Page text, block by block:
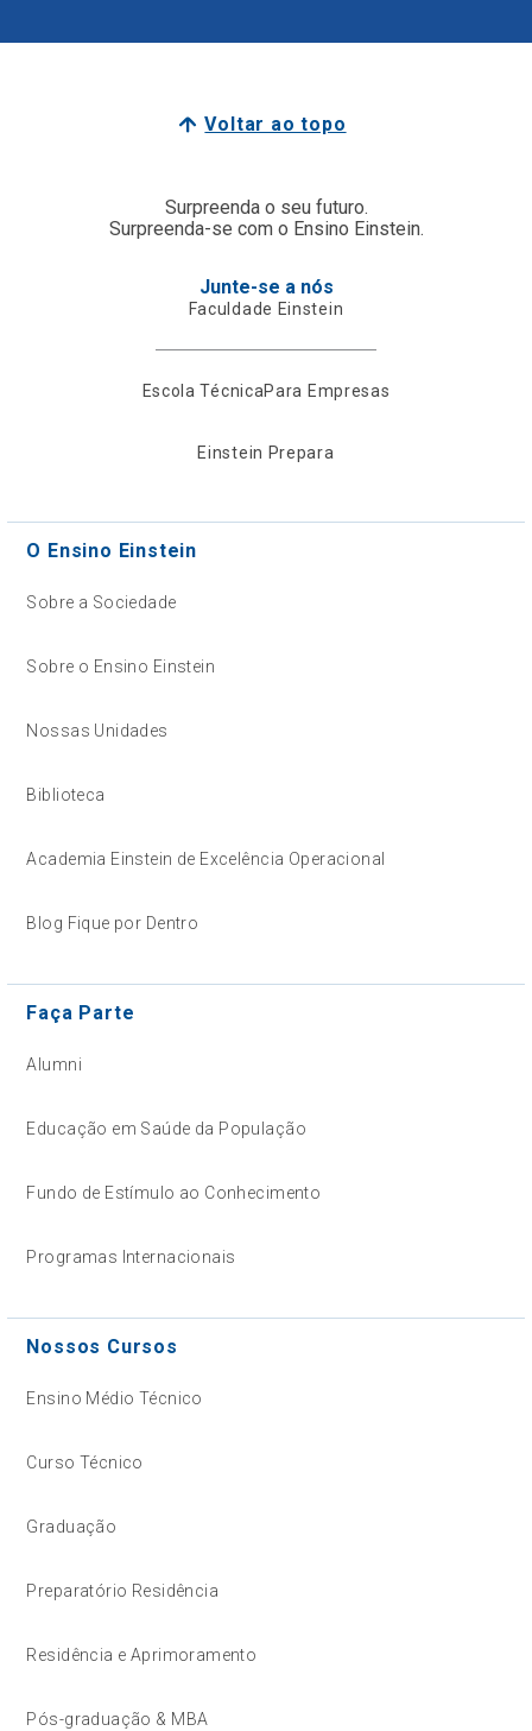
Voltar ao topo
Surpreenda o seu futuro.
Surpreenda-se com o Ensino Einstein.
Junte-se a nós
Faculdade Einstein
Escola TécnicaPara Empresas
Einstein Prepara
O Ensino Einstein
Sobre a Sociedade
Sobre o Ensino Einstein
Nossas Unidades
Biblioteca
Academia Einstein de Excelência Operacional
Blog Fique por Dentro
Faça Parte
Alumni
Educação em Saúde da População
Fundo de Estímulo ao Conhecimento
Programas Internacionais
Nossos Cursos
Ensino Médio Técnico
Curso Técnico
Graduação
Preparatório Residência
Residência e Aprimoramento
Pós-graduação & MBA